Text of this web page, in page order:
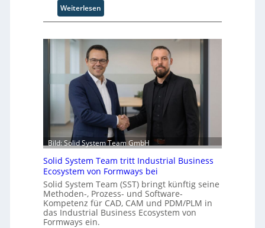
a
i
s
i
e
r
u
n
g
e
f
a
h
r
e
n
f
ü
r
d
n
G
i
g
a
Weiterlesen
U
i
v
e
r
s
a
l
A
u
t
m
a
t
i
o
Bild: Solid System Team GmbH
Solid System Team tritt Industrial Business
Ecosystem von Formways bei
Solid System Team (SST) bringt künftig seine
Methoden-, Prozess- und Software-
Kompetenz für CAD, CAM und PDM/PLM in
das Industrial Business Ecosystem von
Formways ein.